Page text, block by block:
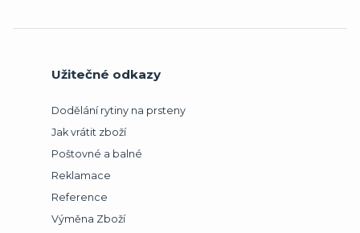
Užitečné odkazy
Dodělání rytiny na prsteny
Jak vrátit zboží
Poštovné a balné
Reklamace
Reference
Výměna Zboží